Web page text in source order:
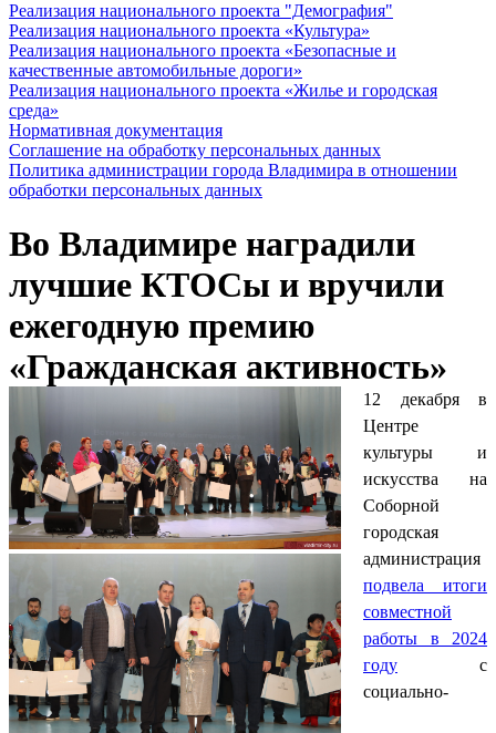
Реализация национального проекта "Демография"
Реализация национального проекта «Культура»
Реализация национального проекта «Безопасные и
качественные автомобильные дороги»
Реализация национального проекта «Жилье и городская
среда»
Нормативная документация
Соглашение на обработку персональных данных
Политика администрации города Владимира в отношении
обработки персональных данных
Во Владимире наградили
лучшие КТОСы и вручили
ежегодную премию
«Гражданская активность»
12 декабря в
Центре
культуры и
искусства на
Соборной
городская
администрация
подвела итоги
совместной
работы в 2024
году с
социально-